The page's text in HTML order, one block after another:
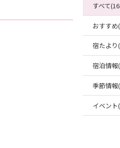
すべて
おすすめ
宿たより
宿泊情報
季節情報
イベント